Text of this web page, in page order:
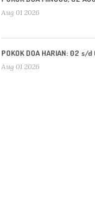
Aug 01 2026
POKOK DOA HARIAN: 02
Aug 01 2026